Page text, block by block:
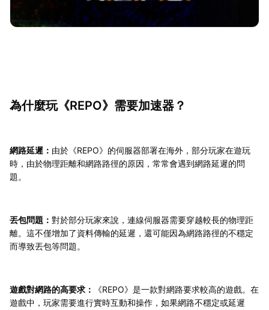
為什麼玩《REPO》需要加速器？
網路延遲： 由於《REPO》的伺服器部署在海外，部分玩家在遊玩
時，由於物理距離和網路路徑的原因，常常會遇到網路延遲的問
題。
丟包問題： 對於部分玩家來說，連線伺服器需要穿越較長的物理距
離。這不僅增加了資料傳輸的延遲，還可能因為網路路徑的不穩定
而導致丟包等問題。
遊戲對網路的高要求：
《REPO》是一款對網路要求較高的遊戲。在
遊戲中，玩家需要進行實時互動和操作，如果網路不穩定或延遲